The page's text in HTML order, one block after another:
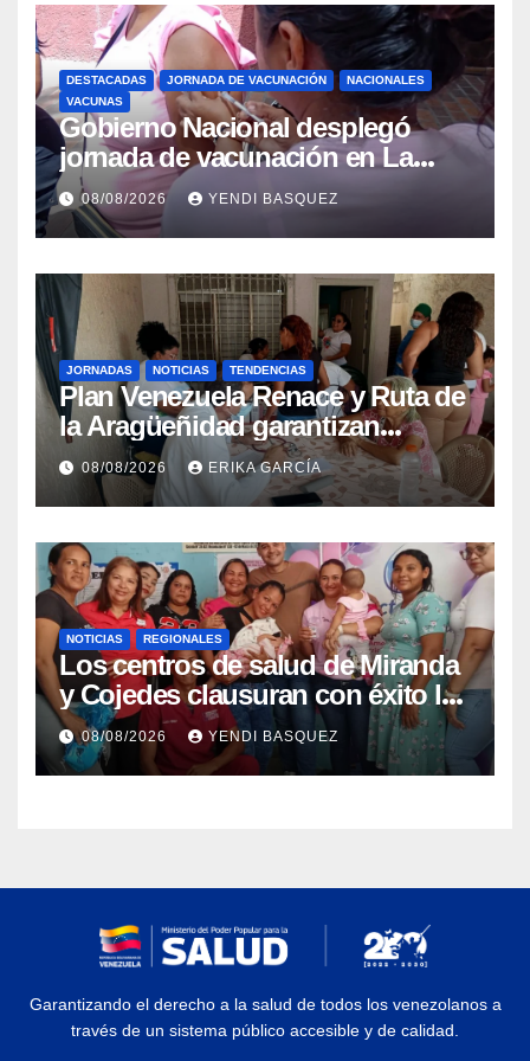
DESTACADAS JORNADA DE VACUNACIÓN
NACIONALES
VACUNAS
Gobierno Nacional desplegó
jornada de vacunación en La
Guaira para garantizar protección
epidemiológica
08/08/2026 YENDI BASQUEZ
JORNADAS NOTICIAS TENDENCIAS
Plan Venezuela Renace y Ruta de
la Aragüeñidad garantizan
atención médica integral en
Aragua
08/08/2026 ERIKA GARCÍA
NOTICIAS REGIONALES
Los centros de salud de Miranda
y Cojedes clausuran con éxito la
Semana Mundial de la Lactancia
Materna
08/08/2026 YENDI BASQUEZ
Garantizando el derecho a la salud de todos los venezolanos a
través de un sistema público accesible y de calidad.